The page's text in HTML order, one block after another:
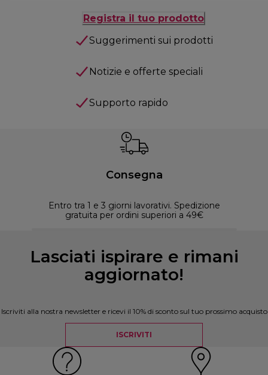
Registra il tuo prodotto
Suggerimenti sui prodotti
Notizie e offerte speciali
Supporto rapido
Consegna
Entro tra 1 e 3 giorni lavorativi. Spedizione
gratuita per ordini superiori a 49€
Lasciati ispirare e rimani
aggiornato!
Iscriviti alla nostra newsletter e ricevi il 10% di sconto sul tuo prossimo acquisto
ISCRIVITI